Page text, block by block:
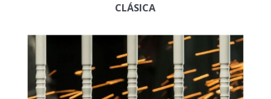
CLÁSICA